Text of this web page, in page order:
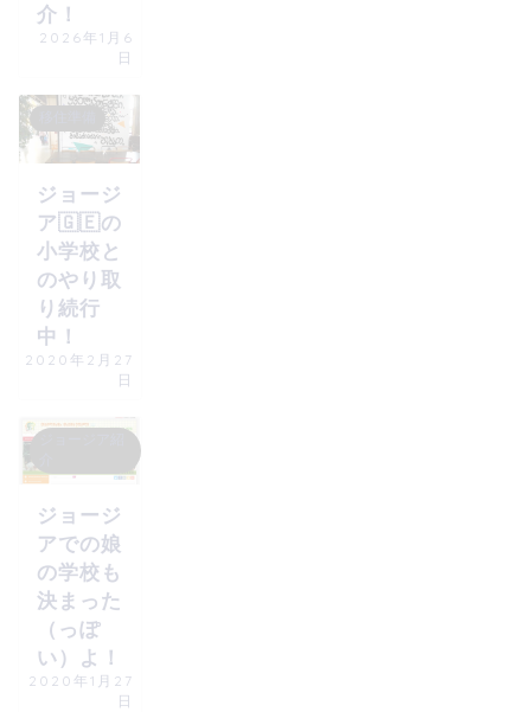
介！
2026年1月6
日
ジョージ
ア🇬🇪の
小学校と
のやり取
り続行
中！
2020年2月27
日
ジョージ
アでの娘
の学校も
決まった
（っぽ
い）よ！
2020年1月27
日